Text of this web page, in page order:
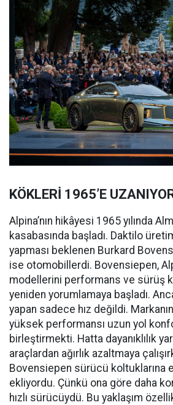
KÖKLERİ 1965’E
Alpina’nın hikâyesi 1965 yılında
kasabasında başladı. Daktilo
yapması beklenen Burkard
ise otomobillerdi. Bovensiepen,
modellerini performans ve sürüş
yeniden yorumlamaya başladı.
yapan sadece hız değildi.
yüksek performansı uzun yol
birleştirmekti. Hatta dayanıklılık
araçlardan ağırlık azaltmaya
Bovensiepen sürücü koltuklarına
ekliyordu. Çünkü ona göre daha
hızlı sürücüydü. Bu yaklaşım